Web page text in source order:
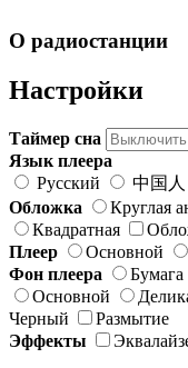
О радиостанции
Настройки
Таймер сна
Язык плеера
Русский
中国人
Обложка
Круглая
Квадратная
Плеер
Основной
Фон плеера
Бумага
Основной
Черный
Размытие
Эффекты